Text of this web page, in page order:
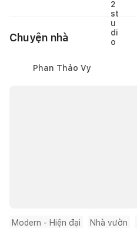
Chuyện nhà
Phan Thảo Vy
Modern - Hiện đại Nhà vườn